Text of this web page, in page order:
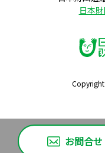
日本
お問合せ